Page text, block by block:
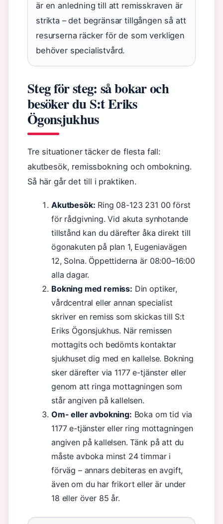
är en anledning till att remisskraven är
strikta – det begränsar tillgången så att
resurserna räcker för de som verkligen
behöver specialistvård.
Steg för steg: så bokar och
besöker du S:t Eriks
Ögonsjukhus
Tre situationer täcker de flesta fall:
akutbesök, remissbokning och ombokning.
Så här går det till i praktiken.
Akutbesök: Ring 08-123 231 00 först
för rådgivning. Vid akuta synhotande
tillstånd kan du därefter åka direkt till
ögonakuten på plan 1, Eugeniavägen
12, Solna. Öppettiderna är 08:00–16:00
alla dagar.
Bokning med remiss: Din optiker,
vårdcentral eller annan specialist
skriver en remiss som skickas till S:t
Eriks Ögonsjukhus. När remissen
mottagits och bedömts kontaktar
sjukhuset dig med en kallelse. Bokning
sker därefter via 1177 e-tjänster eller
genom att ringa mottagningen som
står angiven på kallelsen.
Om- eller avbokning: Boka om tid via
1177 e-tjänster eller ring mottagningen
angiven på kallelsen. Tänk på att du
måste avboka minst 24 timmar i
förväg – annars debiteras en avgift,
även om du har frikort eller är under
18 eller över 85 år.